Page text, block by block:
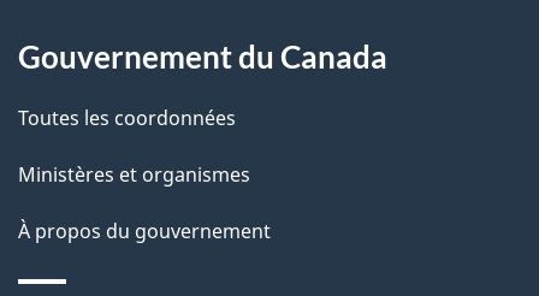
i
l
s
d
e
propos
de
ce
site
Gouvernement du Canada
Toutes les coordonnées
Ministères et organismes
À propos du gouvernement